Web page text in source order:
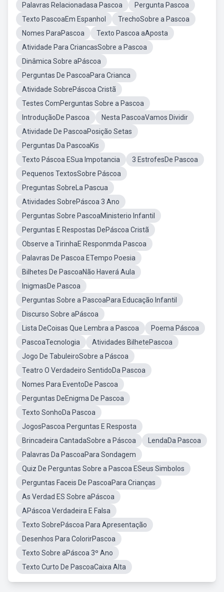
Palavras Relacionadasa Pascoa
Pergunta Pascoa
Texto PascoaEm Espanhol
TrechoSobre a Pascoa
Nomes ParaPascoa
Texto Pascoa aAposta
Atividade Para CriancasSobre a Pascoa
Dinâmica Sobre aPáscoa
Perguntas De PascoaPara Crianca
Atividade SobrePáscoa Cristã
Testes ComPerguntas Sobre a Pascoa
IntroduçãoDe Pascoa
Nesta PascoaVamos Dividir
Atividade De PascoaPosição Setas
Perguntas Da PascoaKis
Texto Páscoa ESua Impotancia
3 EstrofesDe Pascoa
Pequenos TextosSobre Páscoa
Preguntas SobreLa Pascua
Atividades SobrePáscoa 3 Ano
Perguntas Sobre PascoaMinisterio Infantil
Perguntas E Respostas DePáscoa Cristã
Observe a TirinhaE Responmda Pascoa
Palavras De Pascoa ETempo Poesia
Bilhetes De PascoaNão Haverá Aula
InigmasDe Pascoa
Perguntas Sobre a PascoaPara Educação Infantil
Discurso Sobre aPáscoa
Lista DeCoisas Que Lembra a Pascoa
Poema Páscoa
PascoaTecnologia
Atividades BilhetePascoa
Jogo De TabuleiroSobre a Páscoa
Teatro O Verdadeiro SentidoDa Pascoa
Nomes Para EventoDe Pascoa
Perguntas DeEnigma De Pascoa
Texto SonhoDa Pascoa
JogosPascoa Perguntas E Resposta
Brincadeira CantadaSobre a Páscoa
LendaDa Pascoa
Palavras Da PascoaPara Sondagem
Quiz De Perguntas Sobre a Pascoa ESeus Simbolos
Perguntas Faceis De PascoaPara Crianças
As Verdad ES Sobre aPáscoa
APáscoa Verdadeira E Falsa
Texto SobrePáscoa Para Apresentação
Desenhos Para ColorirPascoa
Texto Sobre aPáscoa 3º Ano
Texto Curto De PascoaCaixa Alta